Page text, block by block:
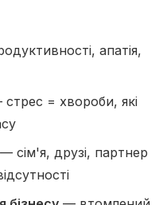
апатія,
= хвороби, які
— сім'я, друзі, партнер